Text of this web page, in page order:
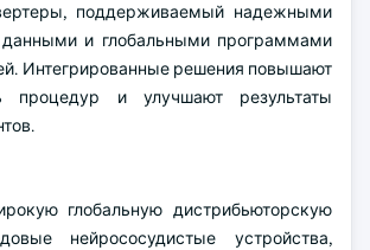
поддерживаемый надежными
данными и глобальными программами
Интегрированные решения повышают
процедур и улучшают результаты
глобальную дистрибьюторскую
нейрососудистые устройства,